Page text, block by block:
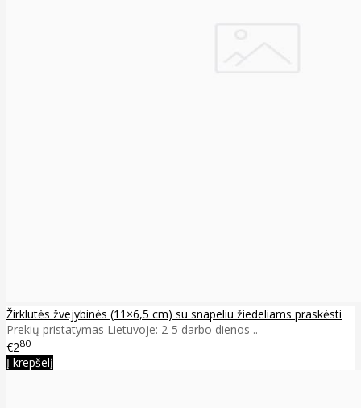
Žirklutės žvejybinės (11×6,5 cm) su snapeliu žiedeliams praskėsti
Prekių pristatymas Lietuvoje: 2-5 darbo dienos ..
€280
Į krepšelį